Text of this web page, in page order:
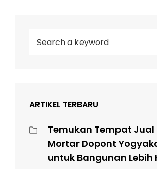
ARTIKEL TERBARU
Temukan Tempat Jual
Mortar Dopont
untuk Bangunan Lebih